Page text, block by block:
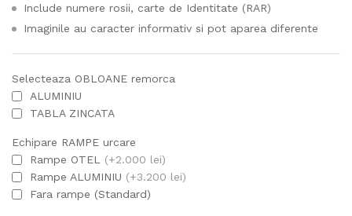
Include numere rosii, carte de Identitate (RAR)
Imaginile au caracter informativ si pot aparea diferente
Selecteaza OBLOANE remorca
ALUMINIU
TABLA ZINCATA
Echipare RAMPE urcare
Rampe OTEL (+2.000 lei)
Rampe ALUMINIU (+3.200 lei)
Fara rampe (Standard)